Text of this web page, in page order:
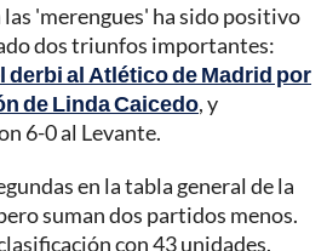
'merengues' ha sido positivo
dos triunfos importantes:
derbi al Atlético de Madrid por
de Linda Caicedo, y
6-0 al Levante.
en la tabla general de la
suman dos partidos menos.
con 43 unidades.